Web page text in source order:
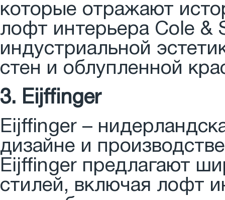
которые отражают
лофт интерьера Cole &
индустриальной
стен и облупленной
3. Eijffinger
Eijffinger –
дизайне и
Eijffinger предлагают
стилей, включая лофт